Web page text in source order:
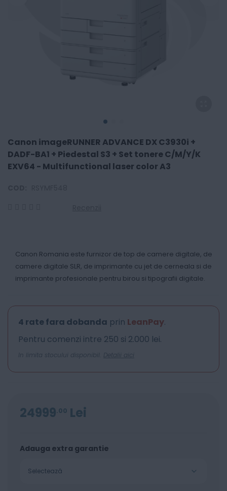
Canon imageRUNNER ADVANCE DX C3930i +
DADF-BA1 + Piedestal S3 + Set tonere C/M/Y/K
EXV64 - Multifunctional laser color A3
Canon Romania este furnizor de top de camere digitale, de
camere digitale SLR, de imprimante cu jet de cerneala si de
imprimante profesionale pentru birou si tipografii digitale.
4 rate fara dobanda prin LeanPay.
Pentru comenzi intre 250 si 2.000 lei.
In limita stocului disponibil. Detalii aici
24999 00 Lei
Adauga extra garantie
Selectează